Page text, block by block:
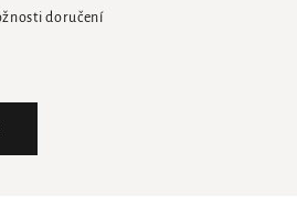
doručení